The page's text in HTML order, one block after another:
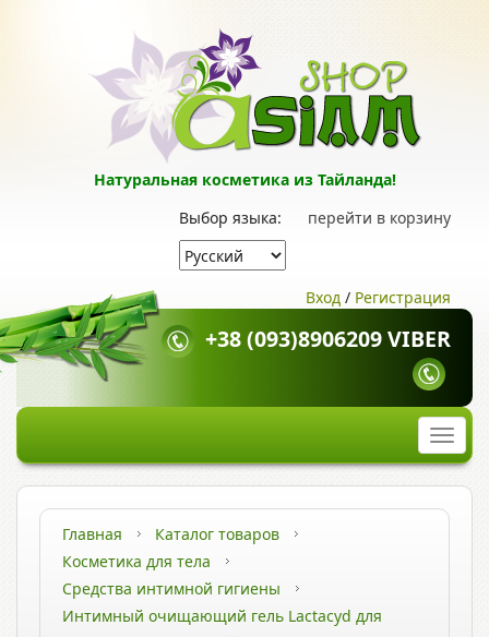
Натуральная косметика из Тайланда!
перейти в корзину
Выбор языка:
Вход / Регистрация
+38 (093)8906209 VIBER
Главная
Каталог товаров
Косметика для тела
Средства интимной гигиены
Интимный очищающий гель Lactacyd для